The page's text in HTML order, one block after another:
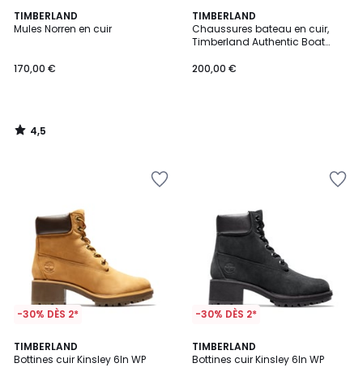
TIMBERLAND
Mules Norren en cuir
170,00 €
4,5
/ 5
4,5
/
TIMBERLAND
Chaussures bateau en cuir,
Timberland Authentic Boat
200,00 €
-30% DÈS 2*
TIMBERLAND
Bottines cuir Kinsley 6In WP
4,7
/ 5
-30% DÈS 2*
TIMBERLAND
Bottines cuir Kinsley 6In WP
4,7
/ 5